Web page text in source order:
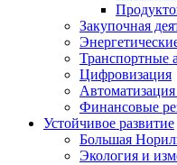
Закупочная
Транспортные
Цифровизация
Финансовые
Устойчивое развитие
Большая
Экология и